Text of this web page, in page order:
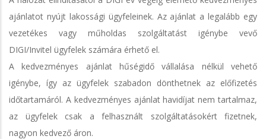
ajánlatot nyújt lakossági ügyfeleinek. Az ajánlat a legalább egy
vezetékes vagy műholdas szolgáltatást igénybe vevő
DIGI/Invitel ügyfelek számára érhető el.
A kedvezményes ajánlat hűségidő vállalása nélkül vehető
igénybe, így az ügyfelek szabadon dönthetnek az előfizetés
időtartamáról. A kedvezményes ajánlat havidíjat nem tartalmaz,
az ügyfelek csak a felhasznált szolgáltatásokért fizetnek,
nagyon kedvező áron.